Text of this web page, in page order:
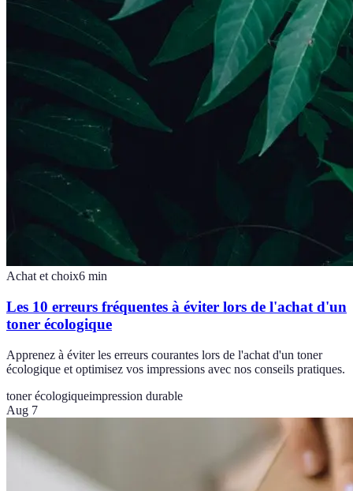
Achat et choix6 min
Les 10 erreurs fréquentes à éviter lors de l'achat d'un
toner écologique
Apprenez à éviter les erreurs courantes lors de l'achat d'un toner
écologique et optimisez vos impressions avec nos conseils pratiques.
toner écologiqueimpression durable
Aug 7